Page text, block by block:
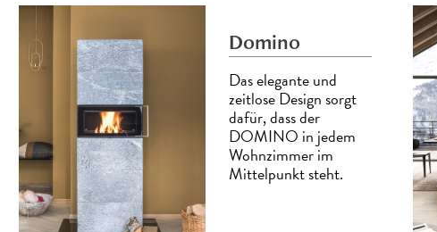
Domino
Das elegante und
zeitlose Design sorgt
dafür, dass der
DOMINO in jedem
Wohnzimmer im
Mittelpunkt steht.